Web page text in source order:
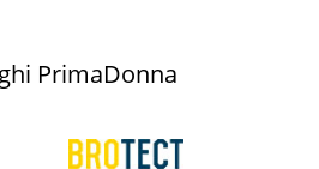
PrimaDonna